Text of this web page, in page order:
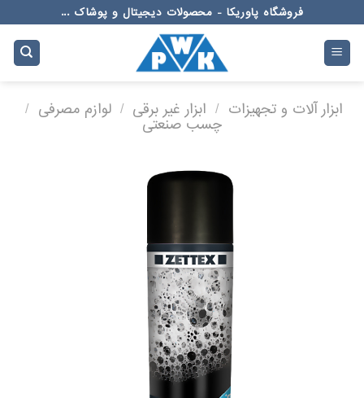
to
content
فروشگاه پاوریکا - محصولات دیجیتال و پوشاک ...
ابزار آلات و تجهیزات / ابزار غیر برقی / لوازم مصرفی /
چسب صنعتی